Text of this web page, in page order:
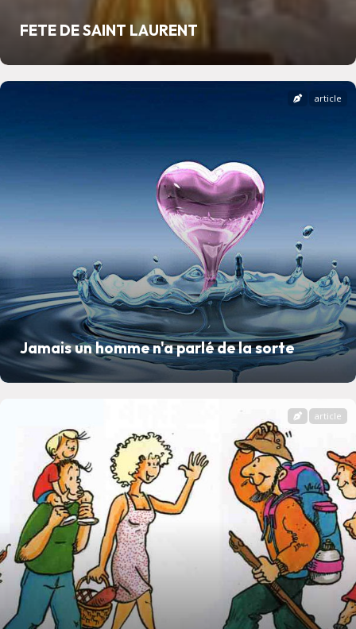
FETE DE SAINT LAURENT
Jamais un homme n'a parlé de la sorte
article
article